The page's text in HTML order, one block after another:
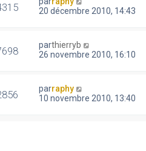
20 décembre 2010, 14:43
parthierryb
26 novembre 2010, 16:10
parraphy
10 novembre 2010, 13:40